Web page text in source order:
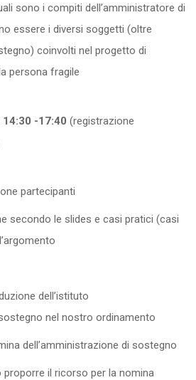
sono i compiti dell’amministratore di
essere i diversi soggetti (oltre
coinvolti nel progetto di
persona fragile
-17:40 (registrazione
partecipanti
secondo le slides e casi pratici (casi
dell’istituto
nel nostro ordinamento
dell’amministrazione di sostegno
il ricorso per la nomina